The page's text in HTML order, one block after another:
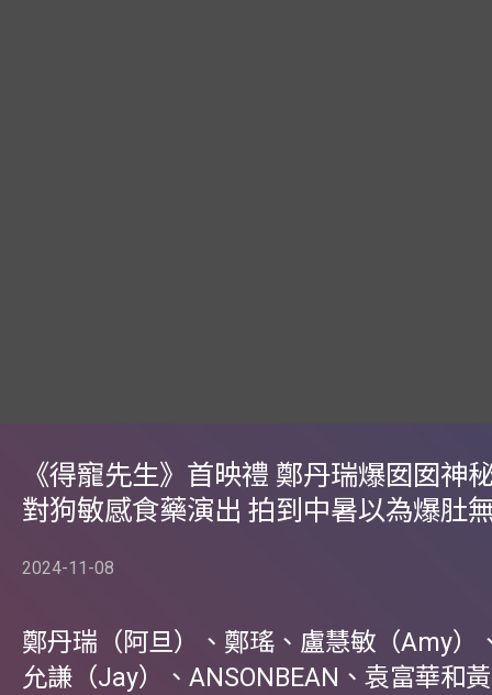
《得寵先生》首映禮 鄭丹瑞爆囡囡神
對狗敏感食藥演出 拍到中暑以為爆肚
2024-11-08
鄭丹瑞（阿旦）、鄭瑤、盧慧敏（Amy）
允謙（Jay）、ANSONBEAN、袁富華和